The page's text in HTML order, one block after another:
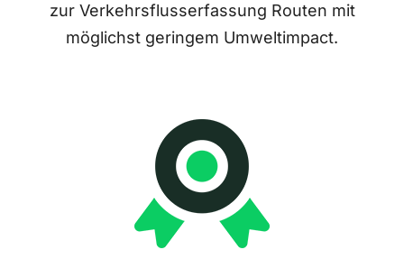
zur Verkehrsflusserfassung Routen mit
möglichst geringem Umweltimpact.